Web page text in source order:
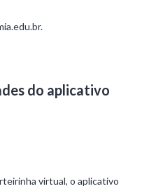
do aplicativo
virtual, o aplicativo